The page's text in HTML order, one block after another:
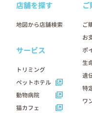
店舗を探す
地図から店舗検索
サービス
トリミング
ペットホテル
動物病院
猫カフェ
ご
お
ポ
生
遺
特
ワ